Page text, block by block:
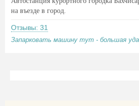
на въезде в город.
Отзывы: 31
Запарковать машину тут - большая